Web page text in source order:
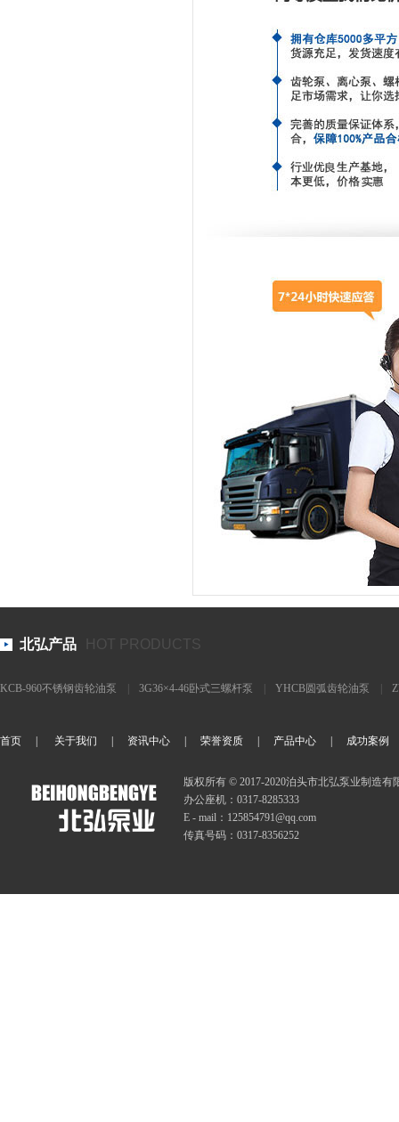
北弘产品 HOT PRODUCTS
KCB-960不锈钢齿轮油泵 3G36×4-46卧式三螺杆泵 YHCB圆弧齿轮油泵
首页
关于我们 资讯中心 荣誉资质 产品中心 成功案例
版权所有 © 2017-2020泊头市北弘泵业制造有
办公座机：0317-8285333
E - mail：125854791@qq.com
传真号码：0317-8356252